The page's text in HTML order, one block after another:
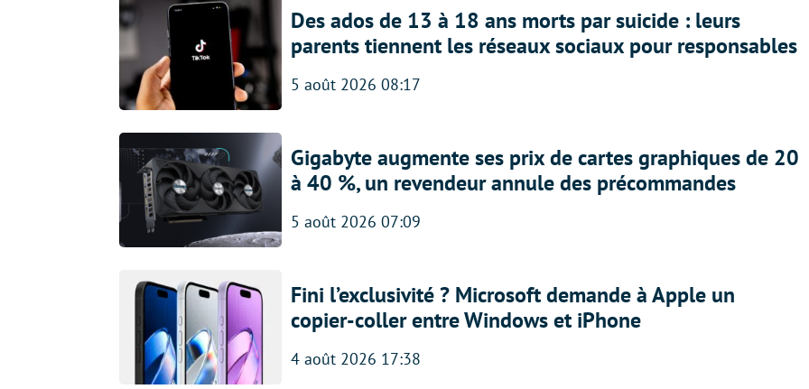
Des ados de 13 à 18 ans morts par suicide : leurs
parents tiennent les réseaux sociaux pour responsables
5 août 2026 08:17
Gigabyte augmente ses prix de cartes graphiques de 20
à 40 %, un revendeur annule des précommandes
5 août 2026 07:09
Fini l’exclusivité ? Microsoft demande à Apple un
copier-coller entre Windows et iPhone
4 août 2026 17:38